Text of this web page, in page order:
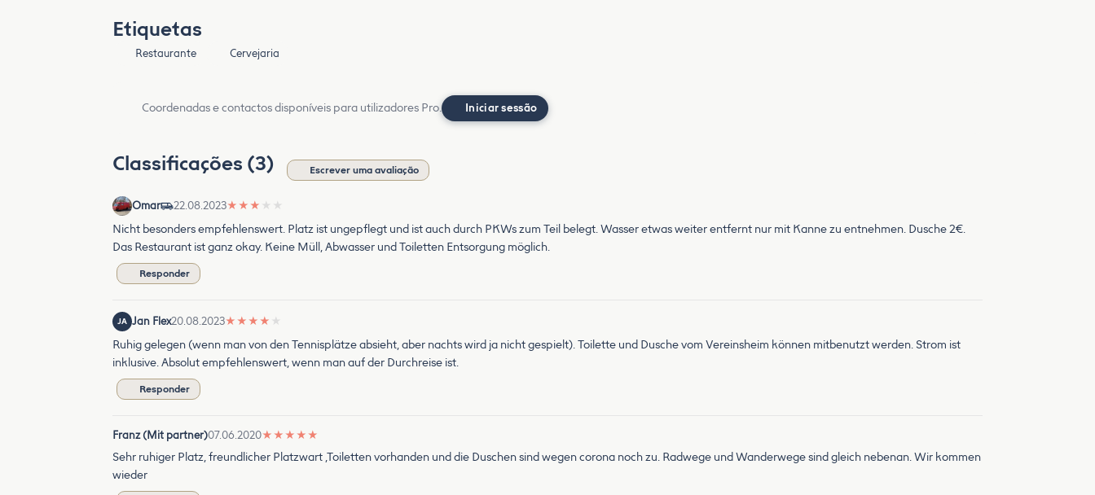
Etiquetas
Restaurante Cervejaria
Coordenadas e contactos disponíveis para utilizadores Pro. Iniciar sessão
Classificações (3) Escrever uma avaliação
Omar 22.08.2023★ ★ ★ ★ ★
Nicht besonders empfehlenswert. Platz ist ungepflegt und ist auch durch PKWs zum Teil belegt. Wasser etwas weiter entfernt nur mit Kanne zu entnehmen. Dusche 2€.
Das Restaurant ist ganz okay. Keine Müll, Abwasser und Toiletten Entsorgung möglich.
Responder
JA Jan Flex20.08.2023★ ★ ★ ★ ★
Ruhig gelegen (wenn man von den Tennisplätze absieht, aber nachts wird ja nicht gespielt). Toilette und Dusche vom Vereinsheim können mitbenutzt werden. Strom ist
inklusive. Absolut empfehlenswert, wenn man auf der Durchreise ist.
Responder
Franz (Mit partner)07.06.2020★ ★ ★ ★ ★
Sehr ruhiger Platz, freundlicher Platzwart ,Toiletten vorhanden und die Duschen sind wegen corona noch zu. Radwege und Wanderwege sind gleich nebenan. Wir kommen
wieder